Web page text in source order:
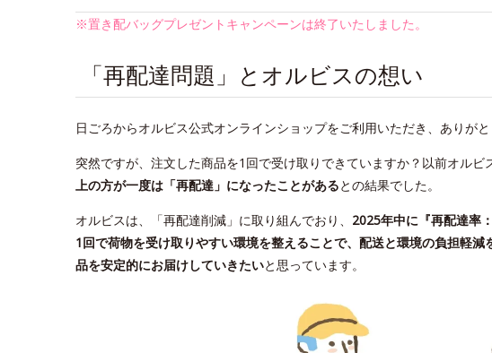
※置き配バッグプレゼントキャンペーンは終了いたしました。
「再配達問題」とオルビスの想い
日ごろからオルビス公式オンラインショップをご利用いただき、ありがと
突然ですが、注文した商品を1回で受け取りできていますか？以前オルビ
上の方が一度は「再配達」になったことがあるとの結果でした。
オルビスは、「再配達削減」に取り組んでおり、 2025年中に『再配達率
1回で荷物を受け取りやすい環境を整えることで、配送と環境の負担軽
品を安定的にお届けしていきたいと思っています。